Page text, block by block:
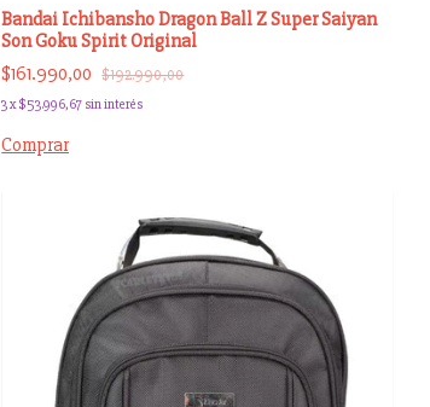
Bandai Ichibansho Dragon Ball Z Super Saiyan
Son Goku Spirit Original
$161.990,00 $192.990,00
3x$53.996,67 sin interés